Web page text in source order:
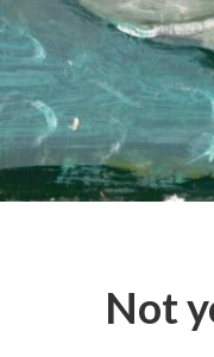
Not